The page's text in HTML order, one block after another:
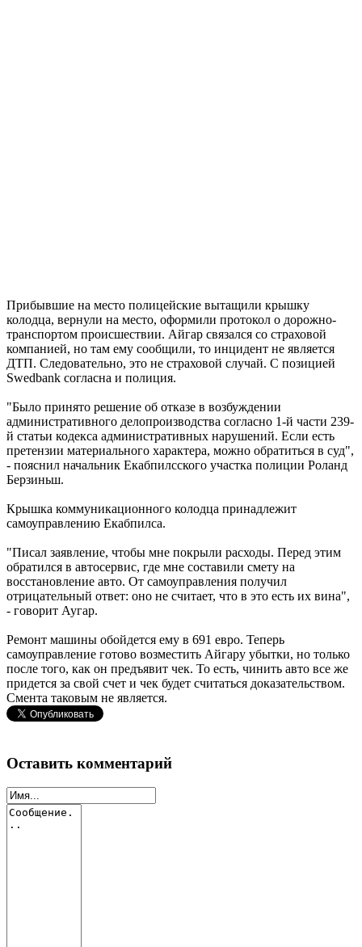
Прибывшие на место полицейские вытащили крышку
колодца, вернули на место, оформили протокол о дорожно-
транспортом происшествии. Айгар связался со страховой
компанией, но там ему сообщили, то инцидент не является
ДТП. Следовательно, это не страховой случай. С позицией
Swedbank согласна и полиция.
"Было принято решение об отказе в возбуждении
административного делопроизводства согласно 1-й части 239-
й статьи кодекса административных нарушений. Если есть
претензии материального характера, можно обратиться в суд",
- пояснил начальник Екабпилсского участка полиции Роланд
Берзиньш.
Крышка коммуникационного колодца принадлежит
самоуправлению Екабпилса.
"Писал заявление, чтобы мне покрыли расходы. Перед этим
обратился в автосервис, где мне составили смету на
восстановление авто. От самоуправления получил
отрицательный ответ: оно не считает, что в это есть их вина",
- говорит Аугар.
Ремонт машины обойдется ему в 691 евро. Теперь
самоуправление готово возместить Айгару убытки, но только
после того, как он предъявит чек. То есть, чинить авто все же
придется за свой счет и чек будет считаться доказательством.
Смента таковым не является.
Оставить комментарий